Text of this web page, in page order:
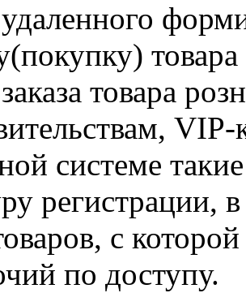
товара
системе
регистрации,
с
по доступу.